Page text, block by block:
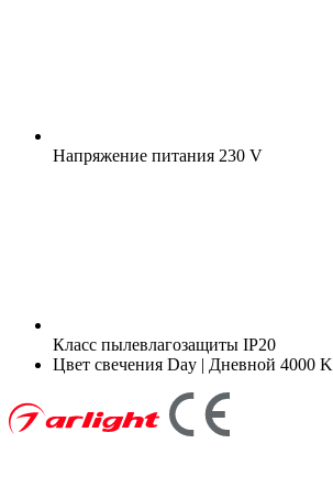
Напряжение питания 230 V
Класс пылевлагозащиты IP20
Цвет свечения Day | Дневной 4000 K